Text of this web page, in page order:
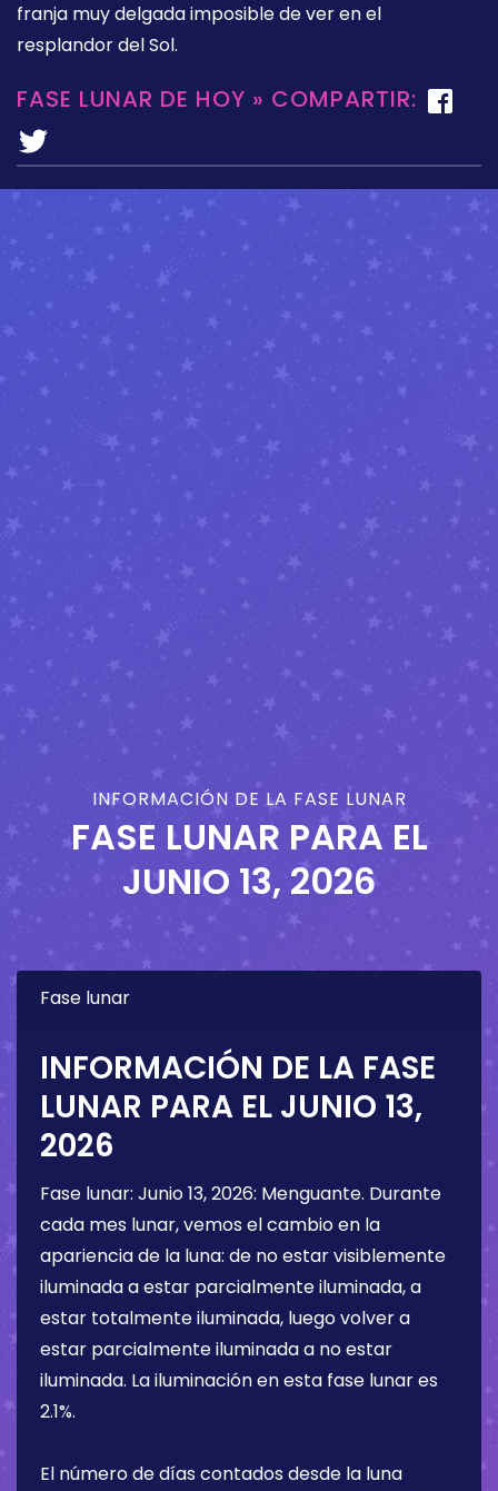
franja muy delgada imposible de ver en el
resplandor del Sol.
FASE LUNAR DE HOY » COMPARTIR:
INFORMACIÓN DE LA FASE LUNAR
FASE LUNAR PARA EL
JUNIO 13, 2026
Fase lunar
INFORMACIÓN DE LA FASE
LUNAR PARA EL JUNIO 13,
2026
Fase lunar: Junio 13, 2026: Menguante. Durante
cada mes lunar, vemos el cambio en la
apariencia de la luna: de no estar visiblemente
iluminada a estar parcialmente iluminada, a
estar totalmente iluminada, luego volver a
estar parcialmente iluminada a no estar
iluminada. La iluminación en esta fase lunar es
2.1%.
El número de días contados desde la luna